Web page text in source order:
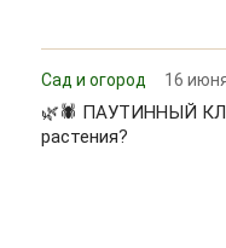
Сад и огород 16
🌿🕷 ПАУТИННЫЙ
растения?